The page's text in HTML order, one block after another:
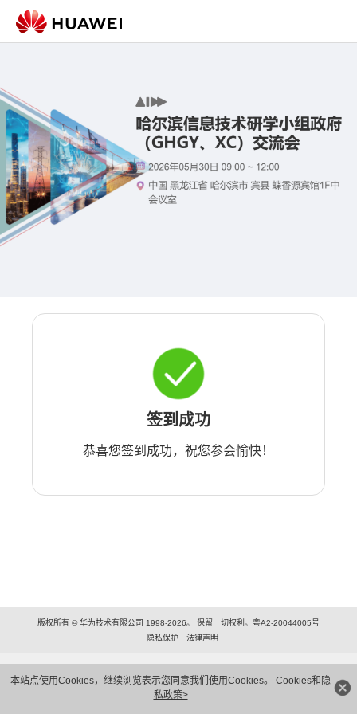
本站点使用Cookies，继续浏览表示您同意我们使用Cookies。 Cookies和隐
私政策>
签到成功
恭喜您签到成功，祝您参会愉快！
版权所有 © 华为技术有限公司 1998-2026。 保留一切权利。粤A2-20044005号
隐私保护
法律声明